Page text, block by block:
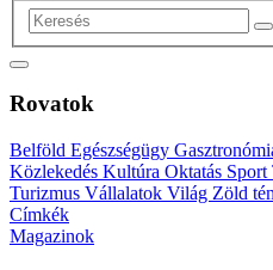
Rovatok
Belföld Egészségügy
Közlekedés Kultúra Oktatás Sport
Turizmus Vállalatok Világ Zöld
Címkék
Magazinok